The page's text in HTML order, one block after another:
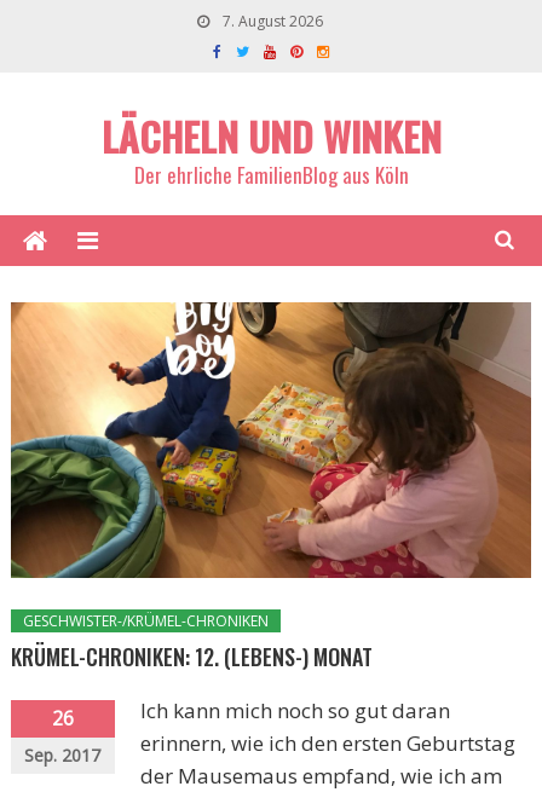
7. August 2026
LÄCHELN UND WINKEN
Der ehrliche FamilienBlog aus Köln
GESCHWISTER-/KRÜMEL-CHRONIKEN
KRÜMEL-CHRONIKEN: 12. (LEBENS-) MONAT
26
Sep. 2017
Ich kann mich noch so gut daran
erinnern, wie ich den ersten Geburtstag
der Mausemaus empfand, wie ich am